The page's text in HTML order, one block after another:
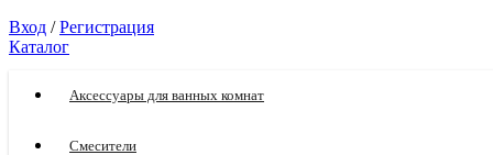
Вход /Регистрация
Каталог
Аксессуары для ванных комнат
Смесители